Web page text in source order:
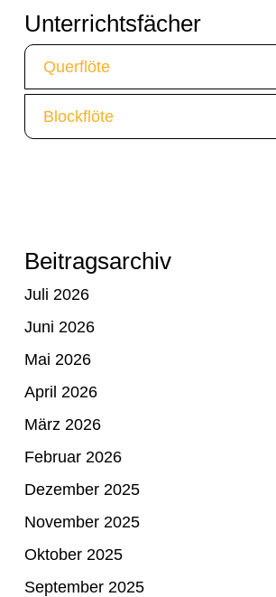
Unterrichtsfächer
Querflöte
Blockflöte
Beitragsarchiv
Juli 2026
Juni 2026
Mai 2026
April 2026
März 2026
Februar 2026
Dezember 2025
November 2025
Oktober 2025
September 2025